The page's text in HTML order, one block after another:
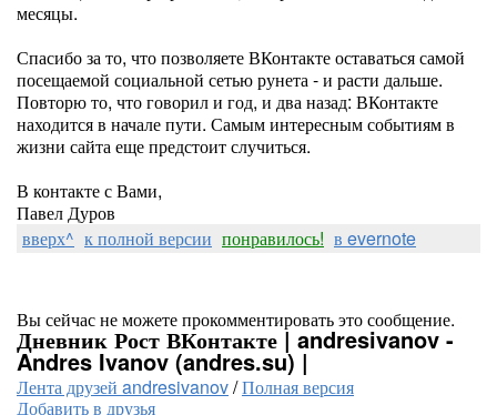
месяцы.
Спасибо за то, что позволяете ВКонтакте оставаться самой
посещаемой социальной сетью рунета - и расти дальше.
Повторю то, что говорил и год, и два назад: ВКонтакте
находится в начале пути. Самым интересным событиям в
жизни сайта еще предстоит случиться.
В контакте с Вами,
Павел Дуров
вверх^ к полной версии понравилось! в evernote
Вы сейчас не можете прокомментировать это сообщение.
Дневник Рост ВКонтакте | andresivanov -
Andres Ivanov (andres.su) |
Лента друзей andresivanov/Полная версия
Добавить в друзья